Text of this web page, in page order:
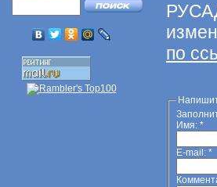
по
Имя: *
E-mail: *